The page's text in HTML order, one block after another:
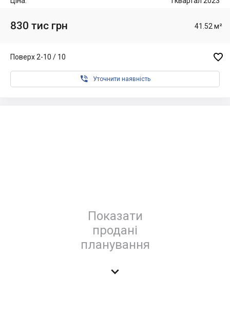
830 тис грн 41.52 м²
Поверх 2-10 / 10 
 Уточнити наявність
Показати
продані
планування
